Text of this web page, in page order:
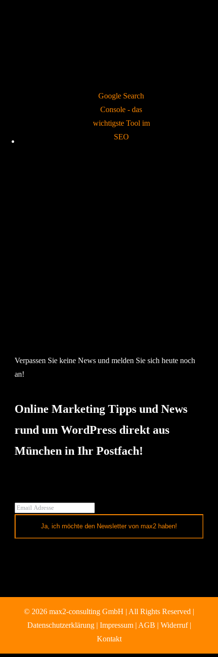
Google Search
Console - das
wichtigste Tool im
SEO
Verpassen Sie keine News und melden Sie sich heute noch
an!
Online Marketing Tipps und News
rund um WordPress direkt aus
München in Ihr Postfach!
Ja, ich möchte den Newsletter von max2 haben!
© 2026 max2-consulting GmbH | All Rights Reserved |
Datenschutzerklärung| Impressum| AGB | Widerruf|
Kontakt